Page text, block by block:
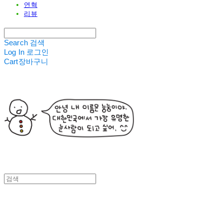
연혁
리뷰
Search 검색
Log In 로그인
Cart장바구니